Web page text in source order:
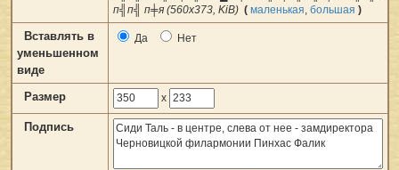
п╣п╣ п╪я (560x373, KiB) ( маленькая большая )
Вставлять в
уменьшенном
виде
Да Нет
Размер x
Подпись